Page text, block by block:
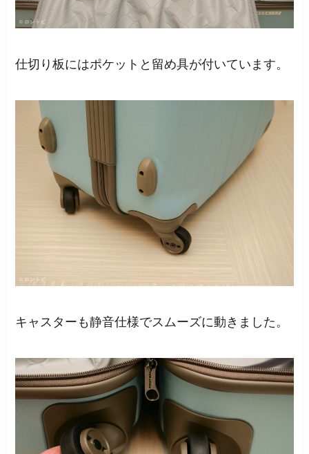
仕切り板にはポケットと留め具が付いています。
キャスターも静音仕様でスムーズに動きました。